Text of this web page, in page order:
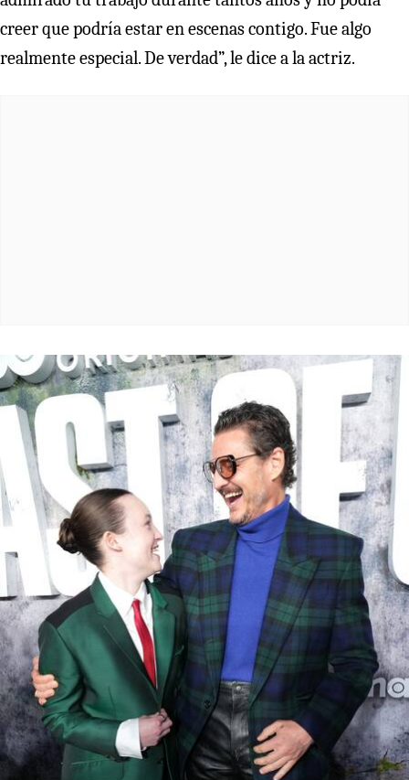
creer que podría estar en escenas contigo. Fue algo
realmente especial. De verdad”, le dice a la actriz.